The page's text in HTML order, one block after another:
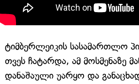
ტიმბერლეიკის სასამართლო
თვეს ჩატარდა, ამ მოსმენაზე
დანაშაული უარყო და